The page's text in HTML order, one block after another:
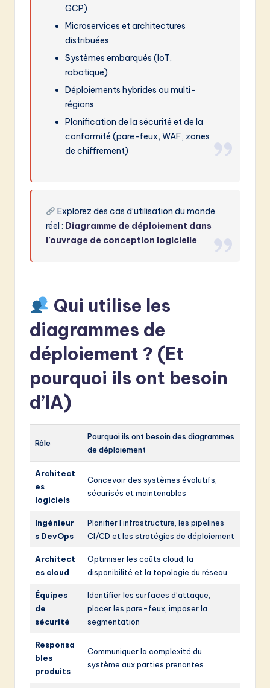
GCP)
Microservices et architectures
distribuées
Systèmes embarqués (IoT,
robotique)
Déploiements hybrides ou multi-
régions
Planification de la sécurité et de la
conformité (pare-feux, WAF, zones
de chiffrement)
Explorez des cas d’utilisation du monde
réel : Diagramme de déploiement dans
l’ouvrage de conception logicielle
Qui utilise les
diagrammes de
déploiement ? (Et
pourquoi ils ont besoin
d’IA)
Rôle
Pourquoi ils ont besoin des diagrammes
de déploiement
Architect
es
logiciels
Concevoir des systèmes évolutifs,
sécurisés et maintenables
Ingénieur
s DevOps
Planifier l’infrastructure, les pipelines
CI/CD et les stratégies de déploiement
Architect
es cloud
Optimiser les coûts cloud, la
disponibilité et la topologie du réseau
Équipes
de
sécurité
Identifier les surfaces d’attaque,
placer les pare-feux, imposer la
segmentation
Responsa
bles
produits
Communiquer la complexité du
système aux parties prenantes